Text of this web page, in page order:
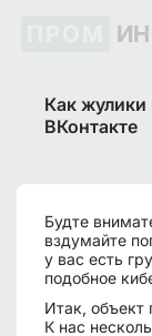
Как жулики
ВКонтакте
Будте
вздумайте
у вас есть
подобное
Итак, объект
К нас